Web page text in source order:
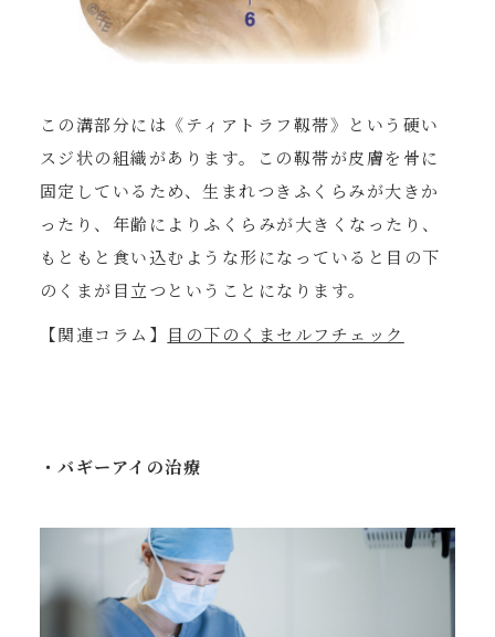
この溝部分には《ティアトラフ靱帯》という硬い
スジ状の組織があります。この靱帯が皮膚を骨に
固定しているため、生まれつきふくらみが大きか
ったり、年齢によりふくらみが大きくなったり、
もともと食い込むような形になっていると目の下
のくまが目立つということになります。
【関連コラム】 目の下のくまセルフチェック
・バギーアイの治療